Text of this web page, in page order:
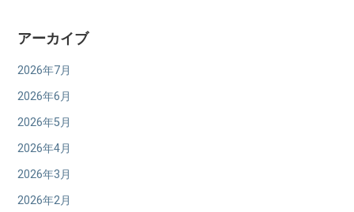
アーカイブ
2026年7月
2026年6月
2026年5月
2026年4月
2026年3月
2026年2月